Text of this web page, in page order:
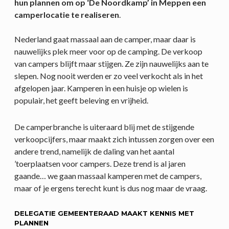
hun plannen om op ‘De Noordkamp’ in Meppen een
camperlocatie te realiseren.
Nederland gaat massaal aan de camper, maar daar is
nauwelijks plek meer voor op de camping. De verkoop
van campers blijft maar stijgen. Ze zijn nauwelijks aan te
slepen. Nog nooit werden er zo veel verkocht als in het
afgelopen jaar. Kamperen in een huisje op wielen is
populair, het geeft beleving en vrijheid.
De camperbranche is uiteraard blij met de stijgende
verkoopcijfers, maar maakt zich intussen zorgen over een
andere trend, namelijk de daling van het aantal
’toerplaatsen voor campers. Deze trend is al jaren
gaande… we gaan massaal kamperen met de campers,
maar of je ergens terecht kunt is dus nog maar de vraag.
DELEGATIE GEMEENTERAAD MAAKT KENNIS MET
PLANNEN